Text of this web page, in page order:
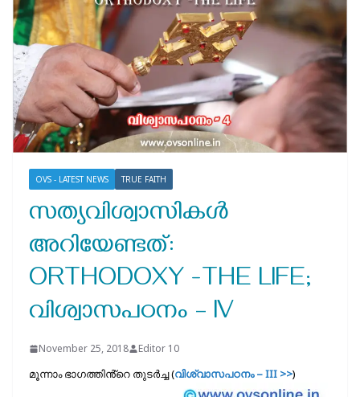
OVS - LATEST NEWS TRUE FAITH
സത്യവിശ്വാസികൾ
അറിയേണ്ടത്:
ORTHODOXY -THE LIFE;
വിശ്വാസപഠനം – IV
November 25, 2018 Editor 10
മൂന്നാം ഭാഗത്തിൻ്റെ തുടർച്ച (വിശ്വാസപഠനം – III >>)